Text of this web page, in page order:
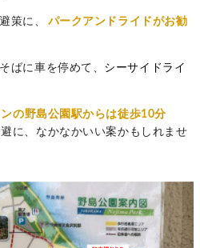
策に、
パークアンドライドがお勧
ばに車を停めて、 シーサイドライ
の野島公園駅からは徒歩10分
に、なかなかいい案かもしれませ